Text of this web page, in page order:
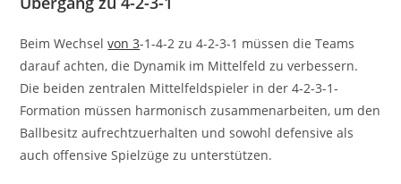
Beim Wechselvon 3-1-4-2 zu 4-2-3-1 müssen die Teams
darauf achten, die Dynamik im Mittelfeld zu verbessern.
Die beiden zentralen Mittelfeldspieler in der 4-2-3-1-
Formation müssen harmonisch zusammenarbeiten, um den
Ballbesitz aufrechtzuerhalten und sowohl defensive als
auch offensive Spielzüge zu unterstützen.